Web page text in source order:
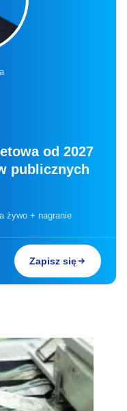
od 2027
publicznych
żywo + nagranie
Zapisz się